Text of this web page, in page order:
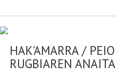
HAK'AMARRA /
RUGBIAREN